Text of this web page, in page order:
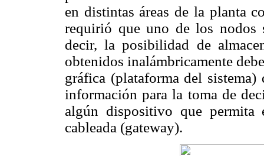
en distintas áreas de la planta
requirió que uno de los nodos
decir, la posibilidad de
obtenidos inalámbricamente
gráfica (plataforma del
información para la toma de
algún dispositivo que
cableada (gateway).